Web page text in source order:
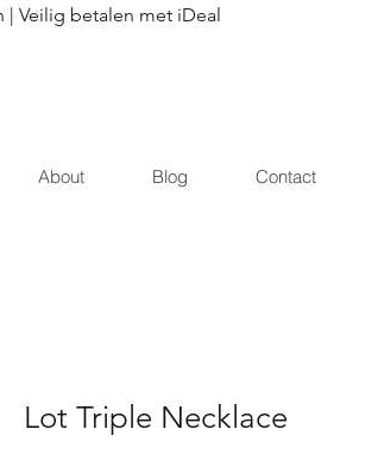
About Blog Contact
| Veilig betalen met iDeal
Lot Triple Necklace